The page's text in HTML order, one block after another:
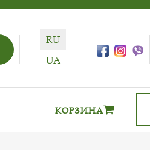
RU
UA
КОРЗИНА